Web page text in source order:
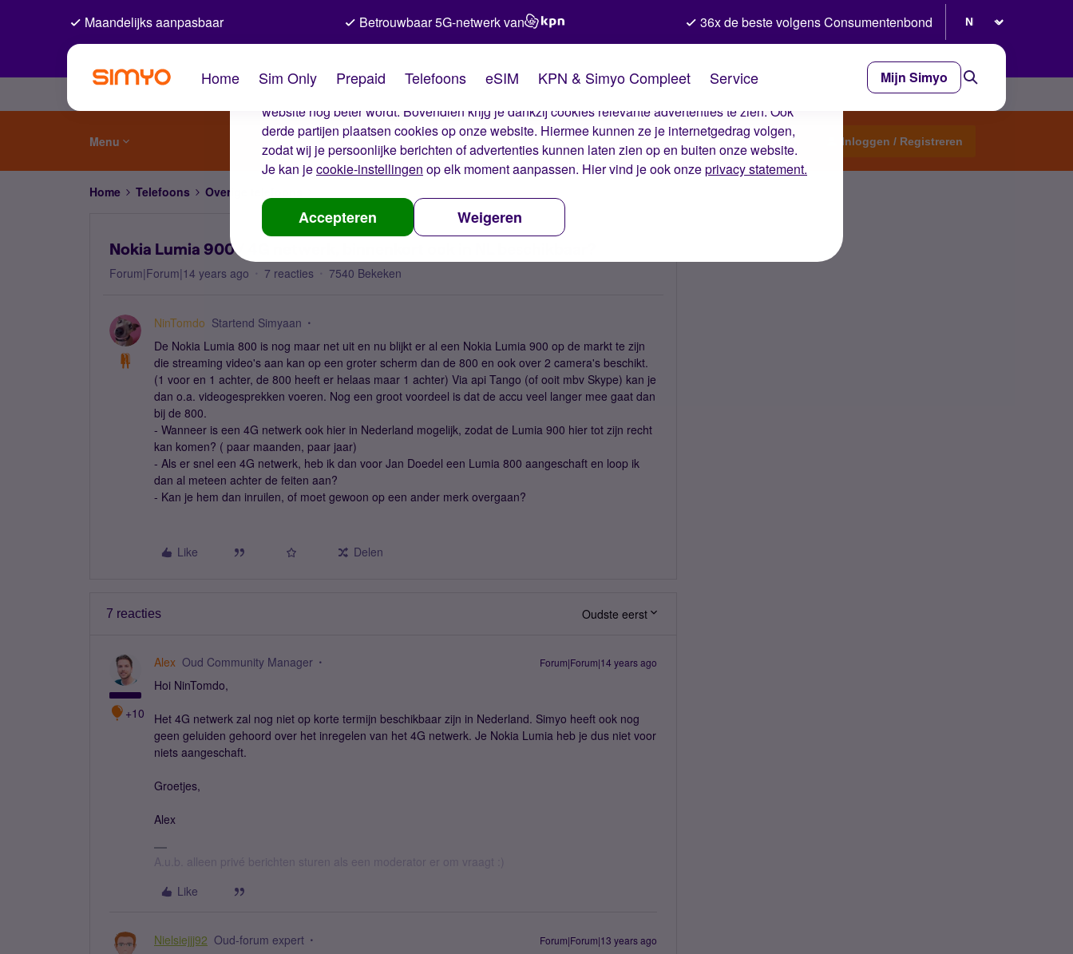
De cookies van Simyo
Wij gebruiken cookies op onze website. Met deze cookies zorgen wij ervoor dat je ervaring op de
website nog beter wordt. Bovendien krijg je dankzij cookies relevante advertenties te zien. Ook
derde partijen plaatsen cookies op onze website. Hiermee kunnen ze je internetgedrag volgen,
zodat wij je persoonlijke berichten of advertenties kunnen laten zien op en buiten onze website.
Je kan jecookie-instellingen op elk moment aanpassen. Hier vind je ook onzeprivacy statement.
Accepteren Weigeren
Maandelijks aanpasbaar Betrouwbaar 5G-netwerk van 36x de beste volgens Consumentenbond
Home Sim Only Prepaid Telefoons eSIM KPN & Simyo Compleet Service Mijn Simyo
Menu Start een topic Inloggen / Registreren
Home Telefoons Overige telefoons
Nokia Lumia 900 / 4G netwerk, binnenkort ook in NL beschikbaar?
Forum|Forum|14 years ago 7 reacties 7540 Bekeken
NinTomdo Startend Simyaan
De Nokia Lumia 800 is nog maar net uit en nu blijkt er al een Nokia Lumia 900 op de markt te zijn
die streaming video's aan kan op een groter scherm dan de 800 en ook over 2 camera's beschikt.
(1 voor en 1 achter, de 800 heeft er helaas maar 1 achter) Via api Tango (of ooit mbv Skype) kan je
dan o.a. videogesprekken voeren. Nog een groot voordeel is dat de accu veel langer mee gaat dan
bij de 800.
- Wanneer is een 4G netwerk ook hier in Nederland mogelijk, zodat de Lumia 900 hier tot zijn recht
kan komen? ( paar maanden, paar jaar)
- Als er snel een 4G netwerk, heb ik dan voor Jan Doedel een Lumia 800 aangeschaft en loop ik
dan al meteen achter de feiten aan?
- Kan je hem dan inruilen, of moet gewoon op een ander merk overgaan?
Like Delen
7 reacties Oudste eerst
+10
Alex Oud Community Manager Forum|Forum|14 years ago
Hoi NinTomdo,
Het 4G netwerk zal nog niet op korte termijn beschikbaar zijn in Nederland. Simyo heeft ook nog
geen geluiden gehoord over het inregelen van het 4G netwerk. Je Nokia Lumia heb je dus niet voor
niets aangeschaft.
Groetjes,
Alex
A.u.b. alleen privé berichten sturen als een moderator er om vraagt :)
Like
Nielsiejjj92 Oud-forum expert Forum|Forum|13 years ago